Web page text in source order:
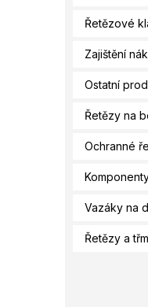
Řetězové
Zajištění
Ostatní
Řetězy na
Ochranné
Vazáky na
Řetězy a